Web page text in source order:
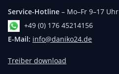
Service-Hotline – Mo–Fr 9–17 Uhr
+49 (0) 176 45214156
E-Mail: info@daniko24.de
Treiber download